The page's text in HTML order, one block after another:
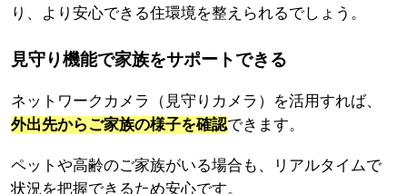
り、より安心できる住環境を整えられるでしょう。
見守り機能で家族をサポートできる
ネットワークカメラ（見守りカメラ）を活用すれば、
外出先からご家族の様子を確認できます。
ペットや高齢のご家族がいる場合も、リアルタイムで
状況を把握できるため安心です。